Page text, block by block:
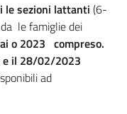
le sezioni lattanti (6-
le famiglie dei
o 2023 compreso.
il 28/02/2023
ad